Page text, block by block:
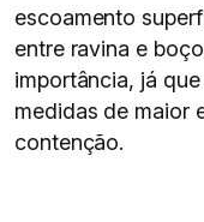
escoamento
entre ravina e
importância, já
medidas de maior
contenção.